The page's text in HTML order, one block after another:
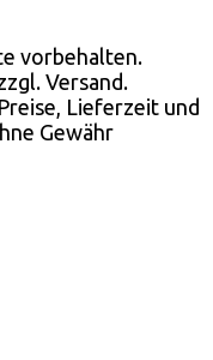
vorbehalten.
Versand.
Lieferzeit und
Gewähr